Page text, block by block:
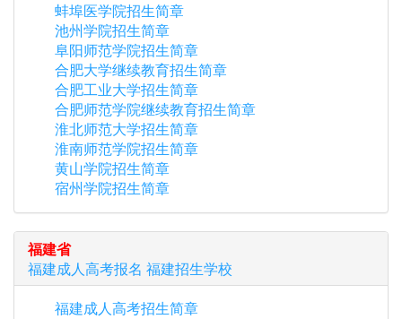
蚌埠医学院招生简章
池州学院招生简章
阜阳师范学院招生简章
合肥大学继续教育招生简章
合肥工业大学招生简章
合肥师范学院继续教育招生简章
淮北师范大学招生简章
淮南师范学院招生简章
黄山学院招生简章
宿州学院招生简章
福建省
福建成人高考报名 福建招生学校
福建成人高考招生简章